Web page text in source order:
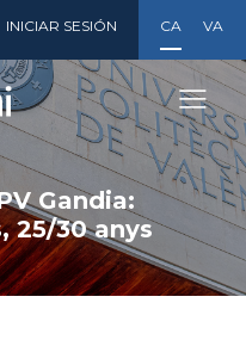
INICIAR SESIÓN
Gandia:
25/30 anys